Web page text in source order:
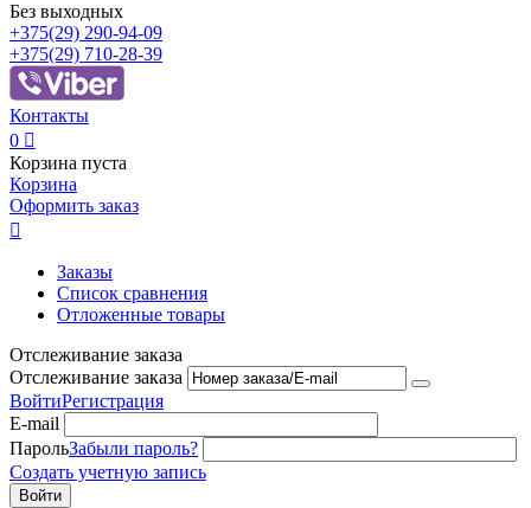
Без выходных
+375(29) 290-94-09
+375(29) 710-28-39
Контакты
0 
Корзина пуста
Корзина
Оформить заказ

Заказы
Список сравнения
Отложенные товары
Отслеживание заказа
Отслеживание заказа
ВойтиРегистрация
E-mail
ПарольЗабыли пароль?
Создать учетную запись
Войти